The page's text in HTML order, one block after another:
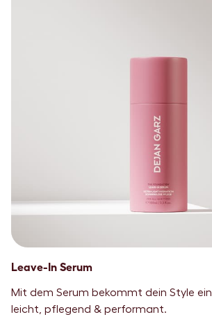
Leave-In Serum
Mit dem Serum bekommt dein Style
leicht, pflegend & performant.